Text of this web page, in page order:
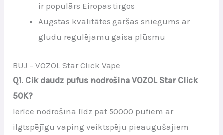
ir populārs Eiropas tirgos
Augstas kvalitātes garšas sniegums ar
gludu regulējamu gaisa plūsmu
BUJ – VOZOL Star Click Vape
Q1. Cik daudz pufus nodrošina VOZOL Star Click
50K?
Ierīce nodrošina līdz pat 50000 pufiem ar
ilgtspējīgu vaping veiktspēju pieaugušajiem